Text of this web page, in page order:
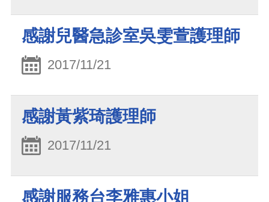
感謝兒醫急診室吳雯萱護理師
2017/11/21
感謝黃紫琦護理師
2017/11/21
感謝服務台李雅惠小姐